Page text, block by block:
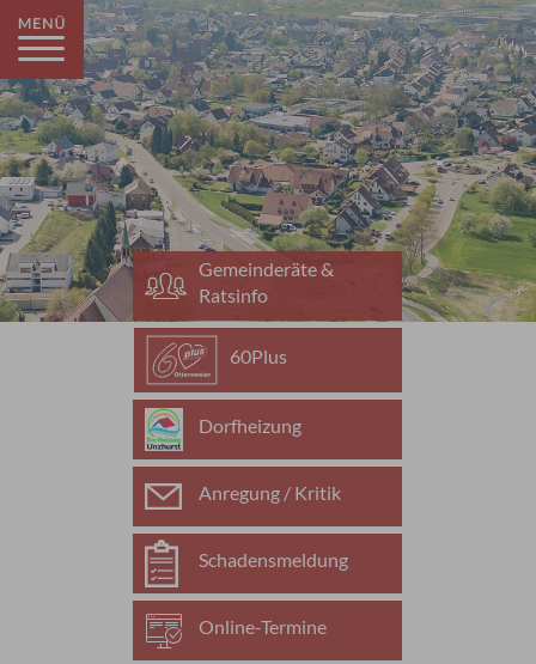
Gemeinderäte &
Ratsinfo
60Plus
Dorfheizung
Anregung / Kritik
Schadensmeldung
Online-Termine